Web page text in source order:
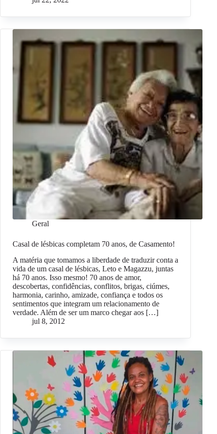
Geral
Casal de lésbicas completam 70 anos, de Casamento!
A matéria que tomamos a liberdade de traduzir conta a
vida de um casal de lésbicas, Leto e Magazzu, juntas
há 70 anos. Isso mesmo! 70 anos de amor,
descobertas, confidências, conflitos, brigas, ciúmes,
harmonia, carinho, amizade, confiança e todos os
sentimentos que integram um relacionamento de
verdade. Além de ser um marco chegar aos […]
jul 8, 2012